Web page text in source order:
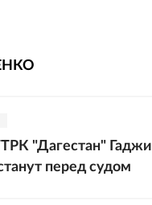
"Дагестан" Гаджи
перед судом